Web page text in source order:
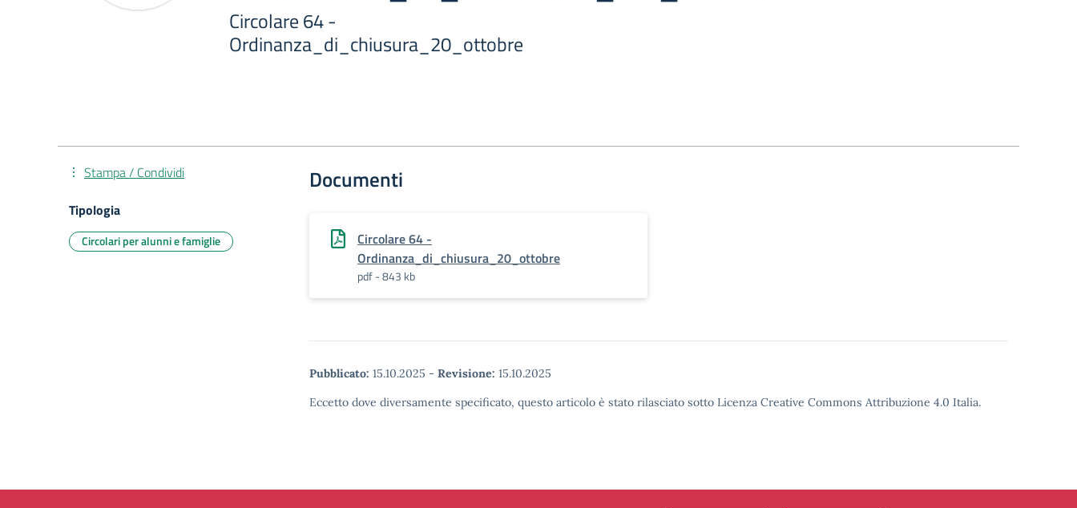
Circolare 64 -
Ordinanza_di_chiusura_20_ottobre
Documenti
Circolare 64 -
Ordinanza_di_chiusura_20_ottobre
pdf - 843 kb
Pubblicato: 15.10.2025 - Revisione: 15.10.2025
Eccetto dove diversamente specificato, questo articolo è stato rilasciato sotto Licenza Creative Commons Attribuzione 4.0 Italia.
Stampa / Condividi
Tipologia
Circolari per alunni e famiglie